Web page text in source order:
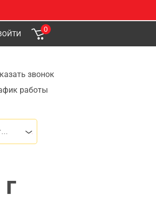
0
звонок
работы